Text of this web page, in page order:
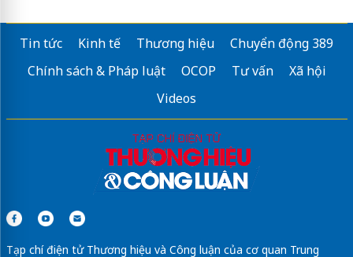
Địa điểmsửa macbook tphcmtphcm
Sửa máy rửa bát bosch
Tin tức Kinh tế Thương hiệu
Chuyển động 389
Chính sách & Pháp luật
OCOP Tư vấn
Xã hội
Videos
Tạp chí điện tử Thương hiệu và Công luận của cơ quan Trung